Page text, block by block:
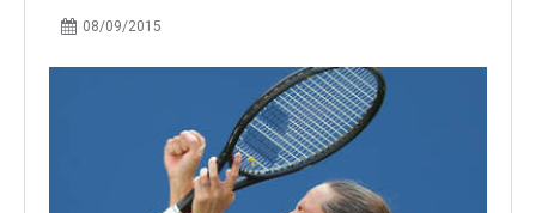
08/09/2015